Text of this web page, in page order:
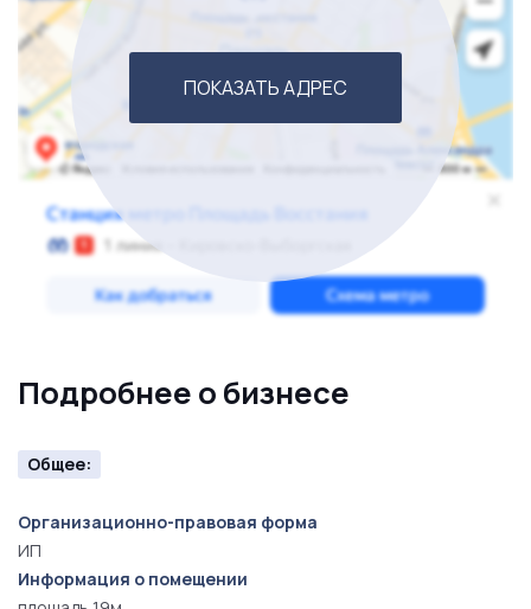
ПОКАЗАТЬ АДРЕС
Подробнее о бизнесе
Общее:
Организационно-правовая форма
ИП
Информация о помещении